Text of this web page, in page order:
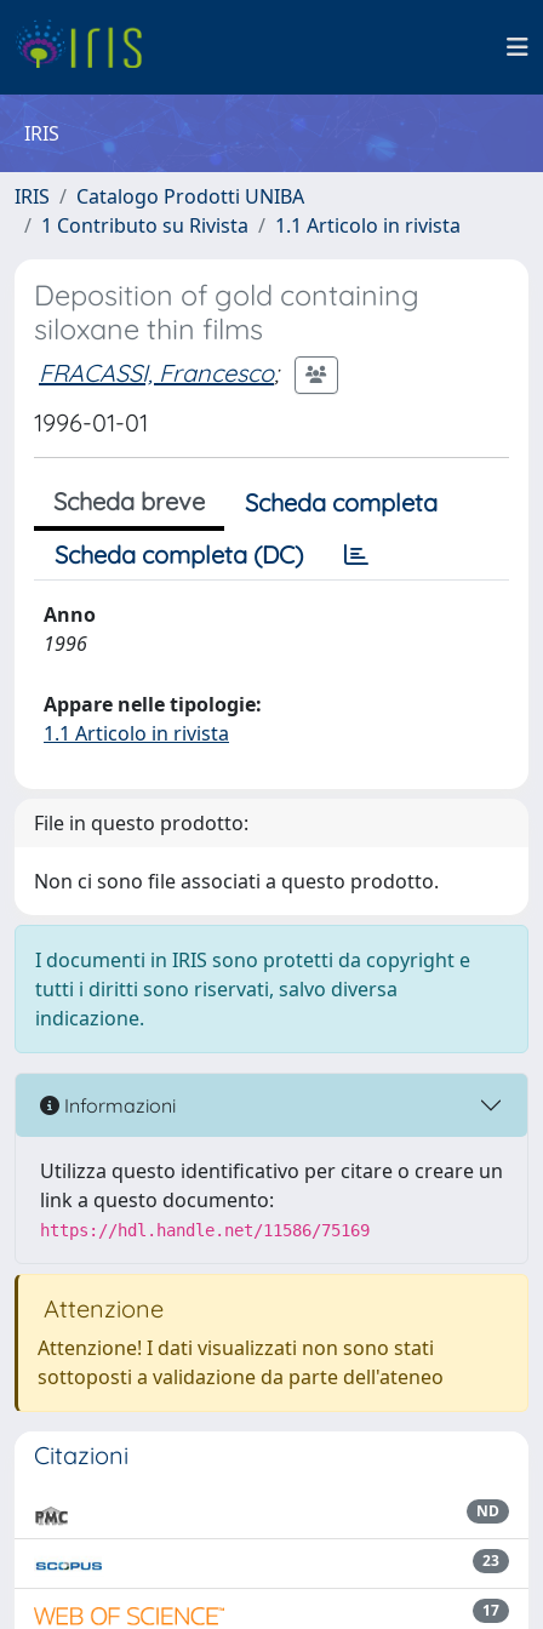
IRIS
IRIS
Catalogo Prodotti UNIBA
1 Contributo su Rivista
1.1 Articolo in rivista
Deposition of gold containing
siloxane thin films
FRACASSI, Francesco;
1996-01-01
Scheda breve
Scheda completa
Scheda completa (DC)
Anno
1996
Appare nelle tipologie:
1.1 Articolo in rivista
File in questo prodotto:
Non ci sono file associati a questo prodotto.
I documenti in IRIS sono protetti da copyright e
tutti i diritti sono riservati, salvo diversa
indicazione.
Informazioni
Utilizza questo identificativo per citare o creare un
link a questo documento:
https://hdl.handle.net/11586/75169
Attenzione
Attenzione! I dati visualizzati non sono stati
sottoposti a validazione da parte dell'ateneo
Citazioni
ND
23
17